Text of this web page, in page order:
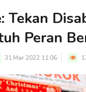
Tekan
Peran
31 Mar 2022 11:06